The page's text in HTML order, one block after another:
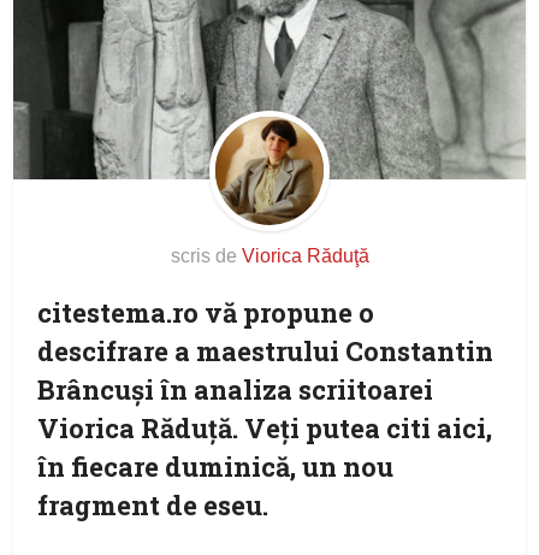
scris de Viorica Răduţă
citestema.ro vă propune o
descifrare a maestrului Constantin
Brâncuşi în analiza scriitoarei
Viorica Răduţă. Veţi putea citi aici,
în fiecare duminică, un nou
fragment de eseu.